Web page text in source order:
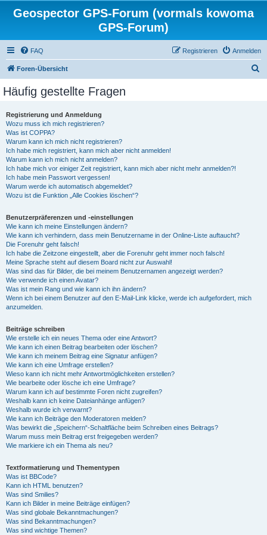
Geospector GPS-Forum (vormals kowoma
GPS-Forum)
FAQ Anmelden
Registrieren
Foren-Übersicht
Häufig gestellte Fragen
Registrierung und Anmeldung
Wozu muss ich mich registrieren?
Was ist COPPA?
Warum kann ich mich nicht registrieren?
Ich habe mich registriert, kann mich aber nicht anmelden!
Warum kann ich mich nicht anmelden?
Ich habe mich vor einiger Zeit registriert, kann mich aber nicht mehr anmelden?!
Ich habe mein Passwort vergessen!
Warum werde ich automatisch abgemeldet?
Wozu ist die Funktion „Alle Cookies löschen“?
Benutzerpräferenzen und -einstellungen
Wie kann ich meine Einstellungen ändern?
Wie kann ich verhindern, dass mein Benutzername in der Online-Liste auftaucht?
Die Forenuhr geht falsch!
Ich habe die Zeitzone eingestellt, aber die Forenuhr geht immer noch falsch!
Meine Sprache steht auf diesem Board nicht zur Auswahl!
Was sind das für Bilder, die bei meinem Benutzernamen angezeigt werden?
Wie verwende ich einen Avatar?
Was ist mein Rang und wie kann ich ihn ändern?
Wenn ich bei einem Benutzer auf den E-Mail-Link klicke, werde ich aufgefordert, mich
anzumelden.
Beiträge schreiben
Wie erstelle ich ein neues Thema oder eine Antwort?
Wie kann ich einen Beitrag bearbeiten oder löschen?
Wie kann ich meinem Beitrag eine Signatur anfügen?
Wie kann ich eine Umfrage erstellen?
Wieso kann ich nicht mehr Antwortmöglichkeiten erstellen?
Wie bearbeite oder lösche ich eine Umfrage?
Warum kann ich auf bestimmte Foren nicht zugreifen?
Weshalb kann ich keine Dateianhänge anfügen?
Weshalb wurde ich verwarnt?
Wie kann ich Beiträge den Moderatoren melden?
Was bewirkt die „Speichern“-Schaltfläche beim Schreiben eines Beitrags?
Warum muss mein Beitrag erst freigegeben werden?
Wie markiere ich ein Thema als neu?
Textformatierung und Thementypen
Was ist BBCode?
Kann ich HTML benutzen?
Was sind Smilies?
Kann ich Bilder in meine Beiträge einfügen?
Was sind globale Bekanntmachungen?
Was sind Bekanntmachungen?
Was sind wichtige Themen?